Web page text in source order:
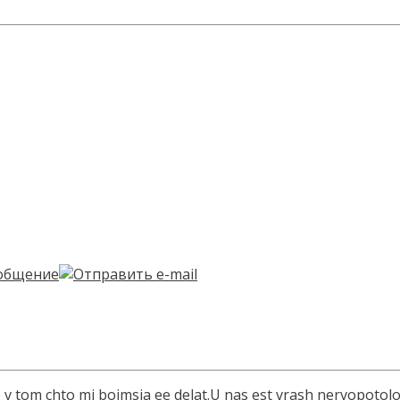
tom chto mi boimsja ee delat.U nas est vrash